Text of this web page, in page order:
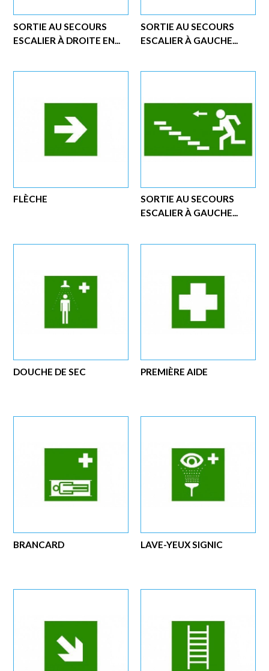
SORTIE AU SECOURS
ESCALIER À GAUCHE...
SORTIE AU SECOURS
ESCALIER À DROITE EN...
SORTIE AU SECOURS
ESCALIER À GAUCHE...
FLÈCHE
PREMIÈRE AIDE
DOUCHE DE SEC
LAVE-YEUX SIGNIC
BRANCARD